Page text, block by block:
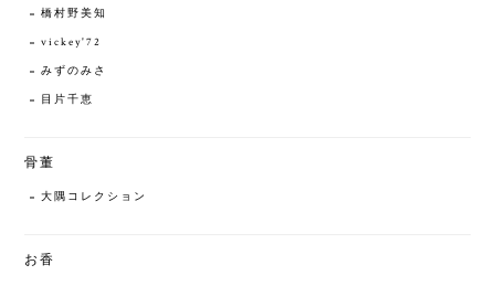
橋村野美知
vickey'72
みずのみさ
目片千恵
骨董
大隅コレクション
お香